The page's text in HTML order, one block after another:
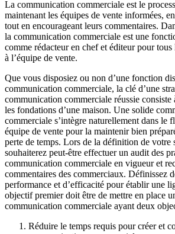
La communication commerciale est le
maintenant les équipes de vente informées,
tout en encourageant leurs commentaires.
la communication commerciale est une
comme rédacteur en chef et éditeur pour tous
à l’équipe de vente.
Que vous disposiez ou non d’une fonction
communication commerciale, la clé d’une
communication commerciale réussie
les fondations d’une maison. Une solide
commerciale s’intègre naturellement dans le
équipe de vente pour la maintenir bien
perte de temps. Lors de la définition de votre
souhaiterez peut-être effectuer un audit des
communication commerciale en vigueur et
commentaires des commerciaux. Définissez
performance et d’efficacité pour établir une
objectif premier doit être de mettre en place
communication commerciale ayant deux
Réduire le temps requis pour créer et